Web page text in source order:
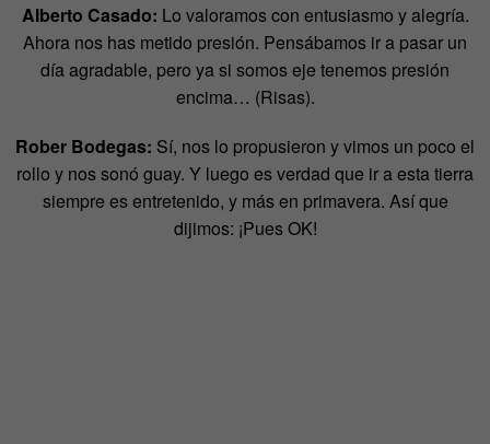
Alberto Casado: Lo valoramos con entusiasmo y alegría.
Ahora nos has metido presión. Pensábamos ir a pasar un
día agradable, pero ya si somos eje tenemos presión
encima… (Risas).
Rober Bodegas: Sí, nos lo propusieron y vimos un poco el
rollo y nos sonó guay. Y luego es verdad que ir a esta tierra
siempre es entretenido, y más en primavera. Así que
dijimos: ¡Pues OK!